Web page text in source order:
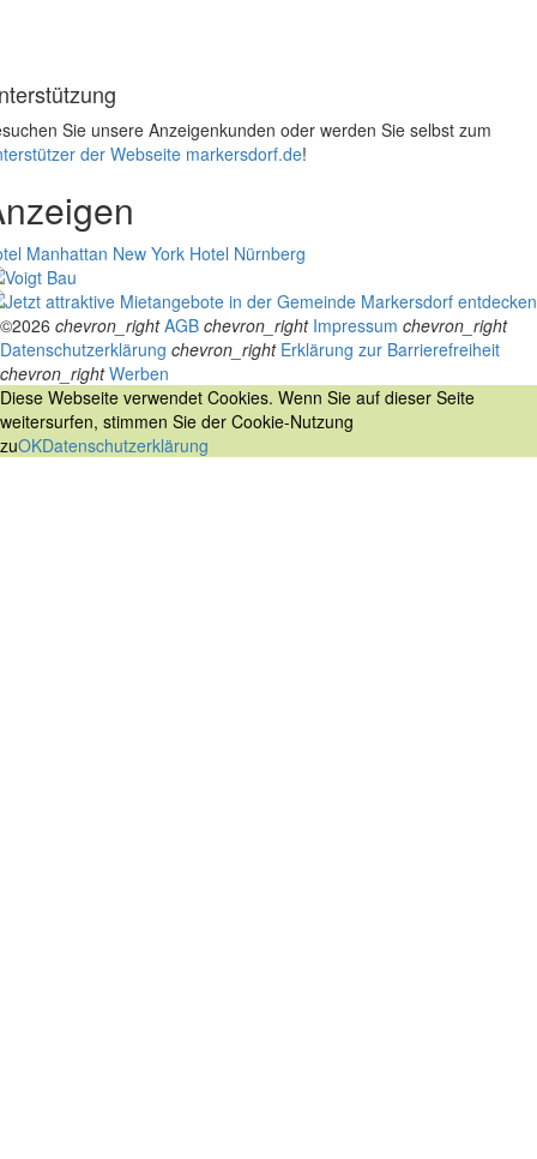
Sie unsere Anzeigenkunden oder werden Sie selbst zum
der Webseite markersdorf.de!
Manhattan New York Hotel Nürnberg
©2026 chevron_right AGB chevron_right Impressum chevron_right
Datenschutzerklärung chevron_right Erklärung zur Barrierefreiheit
chevron_right Werben
Diese Webseite verwendet Cookies. Wenn Sie auf dieser Seite
weitersurfen, stimmen Sie der Cookie-Nutzung
zuOKDatenschutzerklärung